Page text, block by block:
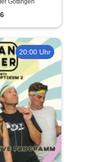
Göttingen
20:00 Uhr